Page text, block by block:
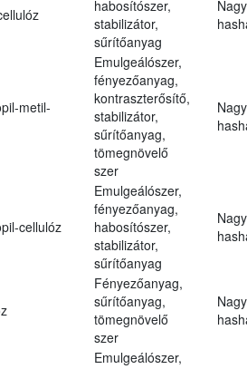
habosítószer,
stabilizátor,
sűrítőanyag
metil-
Emulgeálószer,
fényezőanyag,
kontraszterősítő,
stabilizátor,
sűrítőanyag,
tömegnövelő
szer
cellulóz
Emulgeálószer,
fényezőanyag,
habosítószer,
stabilizátor,
sűrítőanyag
Fényezőanyag,
sűrítőanyag,
tömegnövelő
szer
Emulgeálószer,